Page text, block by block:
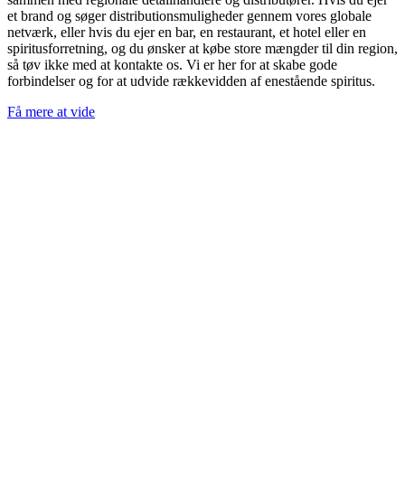
et brand og søger distributionsmuligheder gennem vores globale
netværk, eller hvis du ejer en bar, en restaurant, et hotel eller en
spiritusforretning, og du ønsker at købe store mængder til din region,
så tøv ikke med at kontakte os. Vi er her for at skabe gode
forbindelser og for at udvide rækkevidden af enestående spiritus.
Få mere at vide